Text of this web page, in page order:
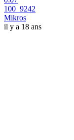
100_9242
Mikros
il y a 18 ans